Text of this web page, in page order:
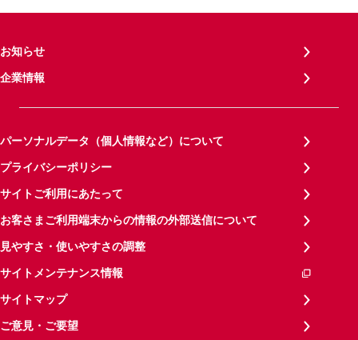
お知らせ
企業情報
パーソナルデータ（個人情報など）について
プライバシーポリシー
サイトご利用にあたって
お客さまご利用端末からの情報の外部送信について
見やすさ・使いやすさの調整
サイトメンテナンス情報
サイトマップ
ご意見・ご要望